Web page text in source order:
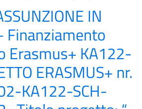
IN
Finanziamento
Erasmus+ KA122-
ERASMUS+ nr.
KA122-SCH-